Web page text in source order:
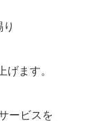
げます。
ービスを